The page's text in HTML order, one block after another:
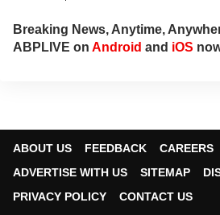
Breaking News, Anytime,
ABPLIVE on Android and iOS
ABOUT US FEEDBACK
CAREERS
ADVERTISE WITH US
SITEMAP
PRIVACY POLICY
CONTACT US